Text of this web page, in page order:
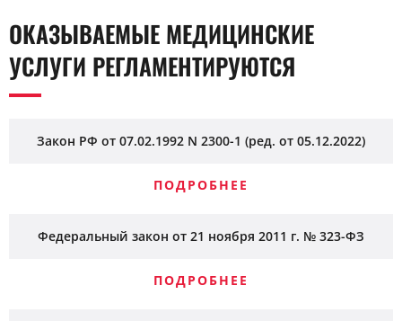
ОКАЗЫВАЕМЫЕ МЕДИЦИНСКИЕ
УСЛУГИ РЕГЛАМЕНТИРУЮТСЯ
Закон РФ от 07.02.1992 N 2300-1 (ред. от 05.12.2022)
ПОДРОБНЕЕ
Федеральный закон от 21 ноября 2011 г. № 323-ФЗ
ПОДРОБНЕЕ